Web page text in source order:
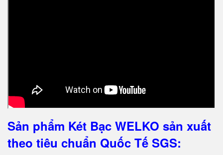
Sản phẩm Két Bạc WELKO sản xuất
theo tiêu chuẩn Quốc Tế SGS: